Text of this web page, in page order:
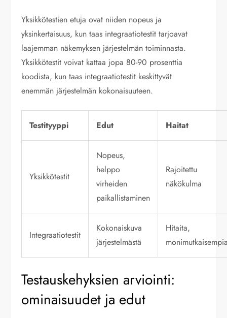
Yksikkötestien etuja ovat niiden nopeus ja
yksinkertaisuus, kun taas integraatiotestit tarjoavat
laajemman näkemyksen järjestelmän toiminnasta.
Yksikkötestit voivat kattaa jopa 80-90 prosenttia
koodista, kun taas integraatiotestit keskittyvät
enemmän järjestelmän kokonaisuuteen.
Testityyppi Edut Haitat
Yksikkötestit
Nopeus,
helppo
virheiden
paikallistaminen
Rajoitettu
näkökulma
Integraatiotestit
Kokonaiskuva
järjestelmästä
Hitaita,
Testauskehyksien arviointi:
ominaisuudet ja edut